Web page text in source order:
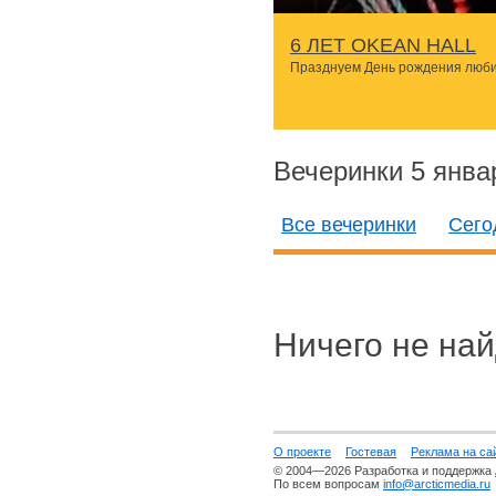
6 ЛЕТ OKEAN HALL
Празднуем День рождения
Вечеринки 5
Все вечеринки
Ничего не
О проекте Гостевая
Реклама на
© 2004—2026 Разработка и поддержка
По всем вопросам info@arcticmedia.ru